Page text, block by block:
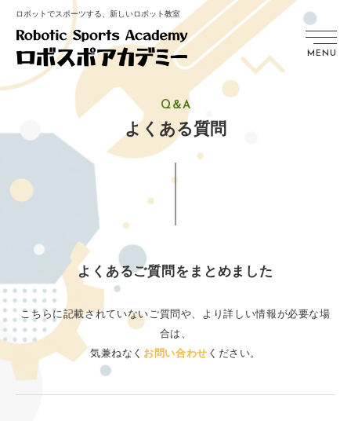
ロボットでスポーツする、新しいロボット教室
MENU
Q＆A
よくある質問
よくあるご質問をまとめました
こちらに記載されていないご質問や、より詳しい情報が必要な場
合は、
気兼ねなく お問い合わせ ください。